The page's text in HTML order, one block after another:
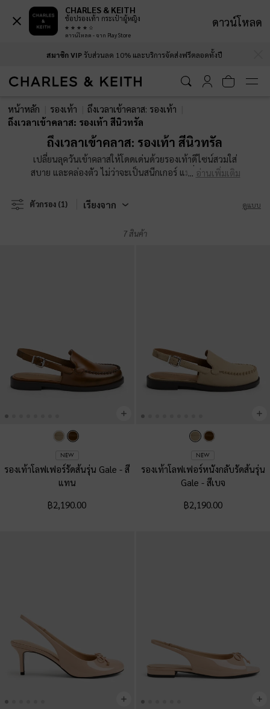
สมาชิก VIPรับส่วนลด 10% และบริการจัดส่งฟรีตลอดทั้งปี
สมาชิก VIP รับส่วนลด 10% และบริการจัดส่งฟรีตลอดทั้งปี
หน้าหลัก รองเท้า
ถึงเวลาเข้าคลาส: รองเท้า
ถึงเวลาเข้าคลาส: รองเท้า สีนิวทรัล
ถึงเวลาเข้าคลาส: รองเท้า สีนิวทรัล
เปลี่ยนลุควันเข้าคลาสให้โดดเด่นด้วยรองเท้าดีไซน์สวมใส่
สบาย และคล่องตัว ไม่ว่าจะเป็นสนีกเกอร์ แมรี่เจนหรือโลฟ
อ่านเพิ่มเติม
ตัวกรอง (1) เรียงจาก ดูแบบ
7 สินค้า
NEW
รองเท้าโลฟเฟอร์รัดส้นรุ่น Gale-สี
แทน
฿2,190.00
NEW
รองเท้าโลฟเฟอร์หนังกลับรัดส้นรุ่น
Gale - สีเบจ
฿2,190.00
CHARLES & KEITH
ช้อปรองเท้า กระเป๋าผู้หญิง
ดาวน์โหลด - จาก Play Store
ดาวน์โหลด